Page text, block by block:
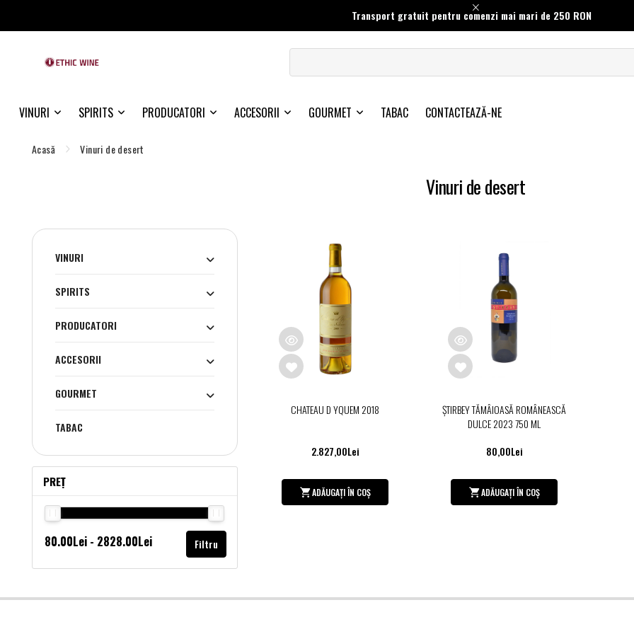
Transport gratuit pentru comenzi mai mari de 250 RON
VINURI SPIRITS PRODUCATORI ACCESORII GOURMET TABAC CONTACTEAZĂ-NE
Acasă Vinuri de desert
Vinuri de desert
VINURI
SPIRITS
PRODUCATORI
ACCESORII
GOURMET
TABAC
PREȚ
Filtru
CHATEAU D YQUEM 2018
2.827,00Lei
ADĂUGAȚI ÎN COȘ
ȘTIRBEY TĂMÂIOASĂ ROMÂNEASCĂ
DULCE 2023 750 ML
80,00Lei
ADĂUGAȚI ÎN COȘ